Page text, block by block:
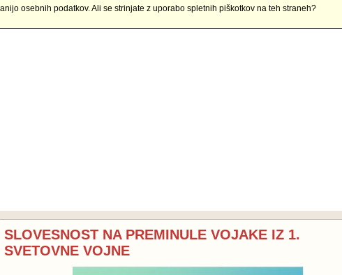
SLOVESNOST NA PREMINULE VOJAKE IZ 1.
SVETOVNE VOJNE
osebnih podatkov. Ali se strinjate z uporabo spletnih piškotkov na teh straneh?